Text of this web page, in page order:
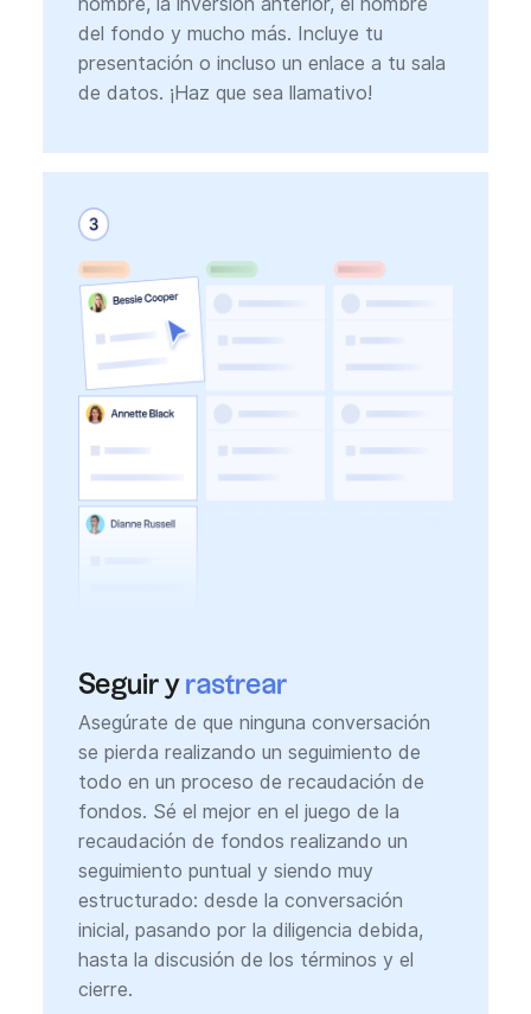
del fondo y mucho más. Incluye tu
presentación o incluso un enlace a tu sala
de datos. ¡Haz que sea llamativo!
Seguir y rastrear
Asegúrate de que ninguna conversación
se pierda realizando un seguimiento de
todo en un proceso de recaudación de
fondos. Sé el mejor en el juego de la
recaudación de fondos realizando un
seguimiento puntual y siendo muy
estructurado: desde la conversación
inicial, pasando por la diligencia debida,
hasta la discusión de los términos y el
cierre.